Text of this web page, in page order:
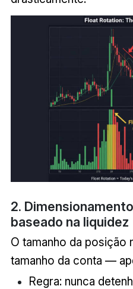
2.
baseado na liquidez
O tamanho da posição
tamanho da conta —
Regra: nunca